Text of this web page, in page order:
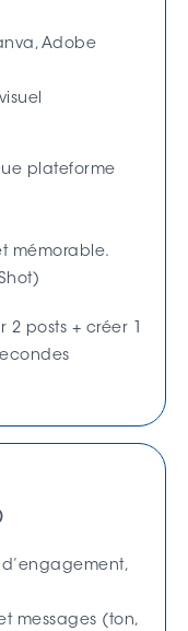
Adobe
plateforme
mémorable.
2 posts + créer 1
messages (ton,